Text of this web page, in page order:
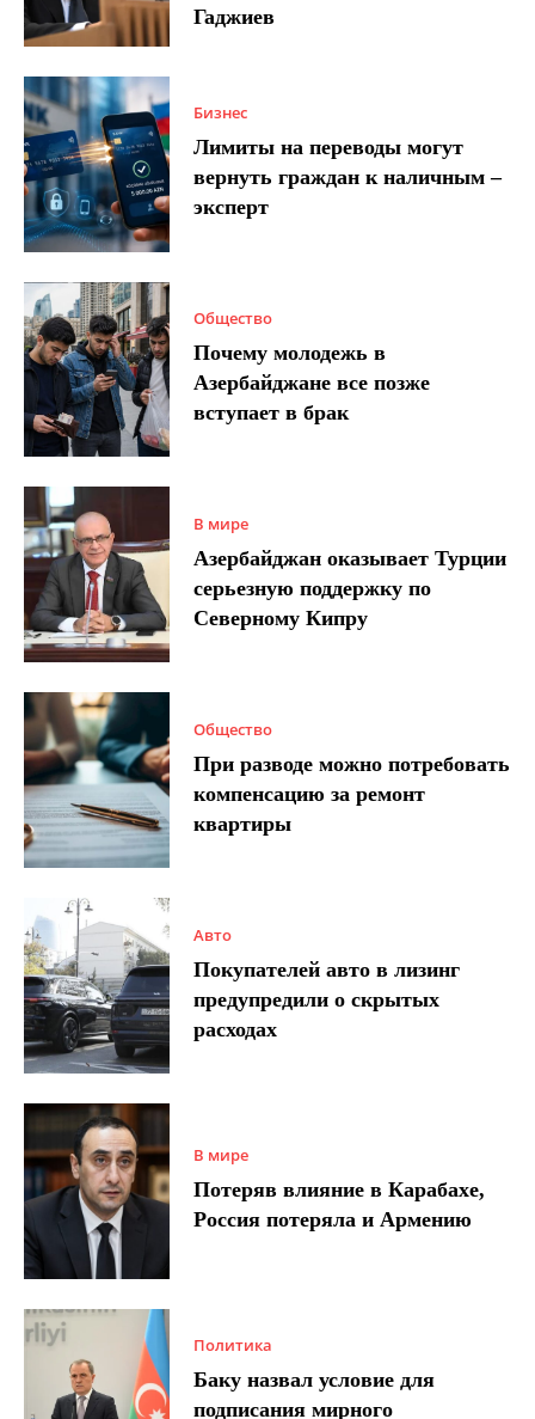
Гаджиев
Бизнес
Лимиты на переводы могут
вернуть граждан к наличным –
эксперт
Общество
Почему молодежь в
Азербайджане все позже
вступает в брак
В мире
Азербайджан оказывает Турции
серьезную поддержку по
Северному Кипру
Общество
При разводе можно потребовать
компенсацию за ремонт
квартиры
Авто
Покупателей авто в лизинг
предупредили о скрытых
расходах
В мире
Потеряв влияние в Карабахе,
Россия потеряла и Армению
Политика
Баку назвал условие для
подписания мирного